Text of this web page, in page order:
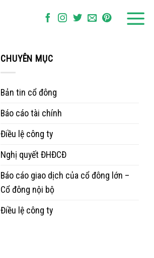
CHUYÊN MỤC
Bản tin cổ đông
Báo cáo tài chính
Điều lệ công ty
Nghị quyết ĐHĐCĐ
Báo cáo giao dịch của cổ đông lớn –
Cổ đông nội bộ
Điều lệ công ty